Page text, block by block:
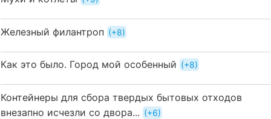
Железный филантроп +8
Как это было. Город мой особенный +8
Контейнеры для сбора твердых бытовых отходов
внезапно исчезли со двора...
+6